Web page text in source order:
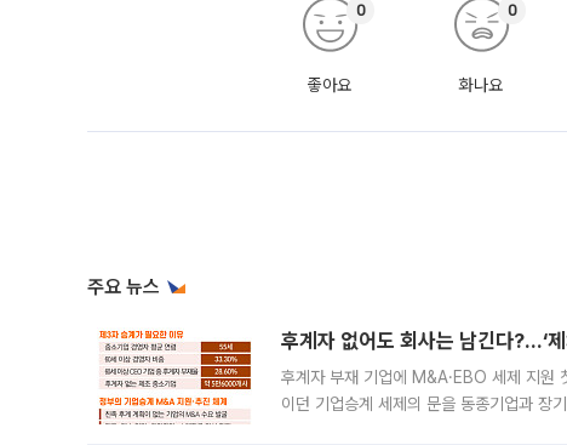
좋아요
0
화나요
0
주요 뉴스
후계자 없어도 회사는 남긴다?…‘
후계자 부재 기업에 M&A·EBO 세제 지원
이던 기업승계 세제의 문을 동종기업과 장